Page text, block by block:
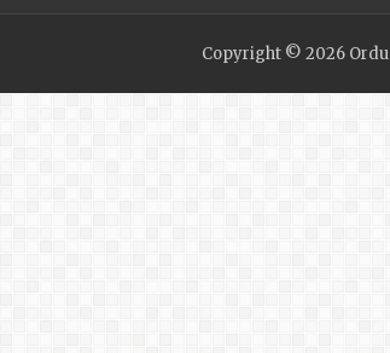
Copyright © 2026 Ordu